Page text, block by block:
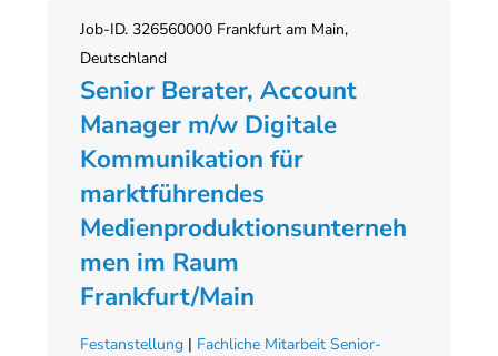
Job-ID. 326560000 Frankfurt am Main,
Deutschland
Senior Berater, Account
Manager m/w Digitale
Kommunikation für
marktführendes
Medienproduktionsunterneh
men im Raum
Frankfurt/Main
Festanstellung | Fachliche Mitarbeit Senior-